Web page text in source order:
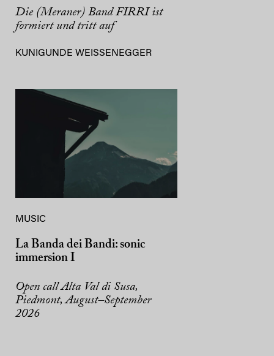
Die (Meraner) Band FIRRI ist
formiert und tritt auf
KUNIGUNDE WEISSENEGGER
MUSIC
La Banda dei Bandi: sonic
immersion I
Open call Alta Val di Susa,
Piedmont, August–September
2026